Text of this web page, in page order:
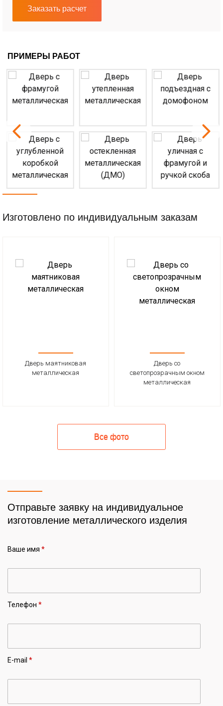
Заказать расчет
ПРИМЕРЫ РАБОТ
Изготовлено по индивидуальным заказам
Дверь маятниковая
металлическая
Дверь со
светопрозрачным окном
металлическая
Все фото
Отправьте заявку на индивидуальное
изготовление металлического изделия
Ваше имя *
Телефон *
E-mail *